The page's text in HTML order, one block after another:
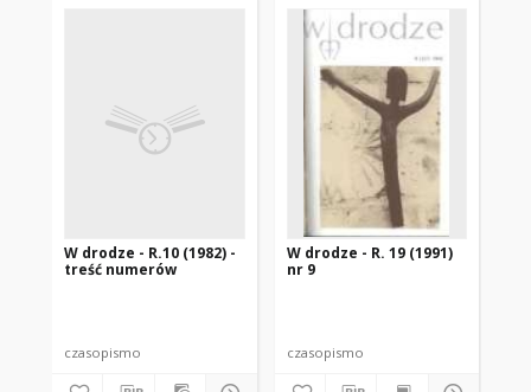
W drodze - R.10 (1982) -
treść numerów
czasopismo
W drodze - R. 19 (1991)
nr 9
czasopismo